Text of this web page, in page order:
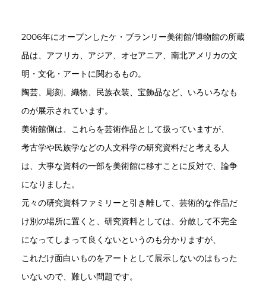
2006年にオープンしたケ・ブランリー美術館/博物館の所蔵
品は、アフリカ、アジア、オセアニア、南北アメリカの文
明・文化・アートに関わるもの。
陶芸、彫刻、織物、民族衣装、宝飾品など、いろいろなも
のが展示されています。
美術館側は、これらを芸術作品として扱っていますが、
考古学や民族学などの人文科学の研究資料だと考える人
は、大事な資料の一部を美術館に移すことに反対で、論争
になりました。
元々の研究資料ファミリーと引き離して、芸術的な作品だ
け別の場所に置くと、研究資料としては、分散して不完全
になってしまって良くないというのも分かりますが、
これだけ面白いものをアートとして展示しないのはもった
いないので、難しい問題です。